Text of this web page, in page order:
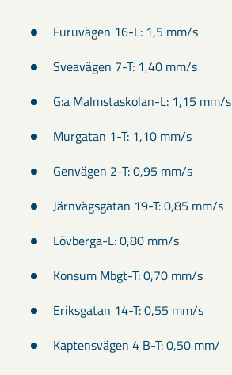
Furuvägen 16-L: 1,5 mm/s
Sveavägen 7-T: 1,40 mm/s
G:a Malmstaskolan-L: 1,15 mm/s
Murgatan 1-T: 1,10 mm/s
Genvägen 2-T: 0,95 mm/s
Järnvägsgatan 19-T: 0,85 mm/s
Lövberga-L: 0,80 mm/s
Konsum Mbgt-T: 0,70 mm/s
Eriksgatan 14-T: 0,55 mm/s
Kaptensvägen 4 B-T: 0,50 mm/